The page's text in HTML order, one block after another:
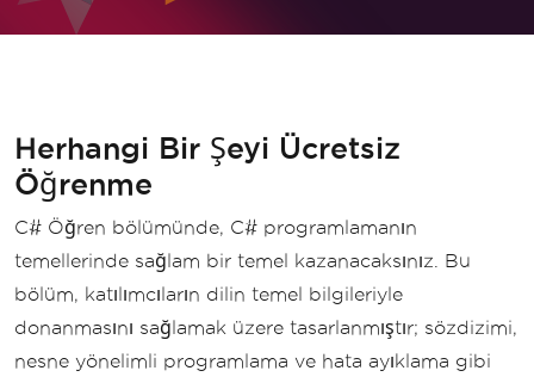
Herhangi Bir Şeyi Ücretsiz
Öğrenme
C# Öğren bölümünde, C# programlamanın
temellerinde sağlam bir temel kazanacaksınız. Bu
bölüm, katılımcıların dilin temel bilgileriyle
donanmasını sağlamak üzere tasarlanmıştır; sözdizimi,
nesne yönelimli programlama ve hata ayıklama gibi